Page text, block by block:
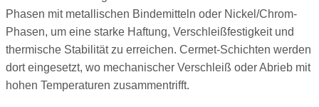
Phasen mit metallischen Bindemitteln oder Nickel/Chrom-
Phasen, um eine starke Haftung, Verschleißfestigkeit und
thermische Stabilität zu erreichen. Cermet-Schichten werden
dort eingesetzt, wo mechanischer Verschleiß oder Abrieb mit
hohen Temperaturen zusammentrifft.